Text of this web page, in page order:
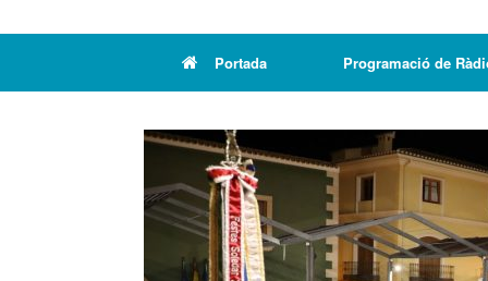
Portada Programació de